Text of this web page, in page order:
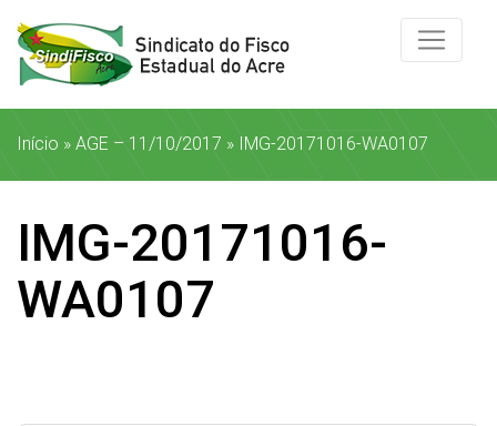
Início » AGE – 11/10/2017 » IMG-20171016-WA0107
IMG-20171016-
WA0107